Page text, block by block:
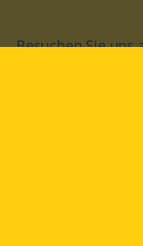
Besuchen Sie uns